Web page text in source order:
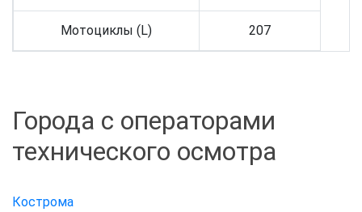
Мотоциклы (L) 207
Города с операторами
технического осмотра
Кострома